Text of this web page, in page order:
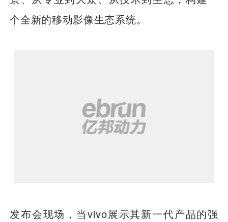
个全新的移动影像生态系统。
发布会现场，当vivo展示其新一代产品的强